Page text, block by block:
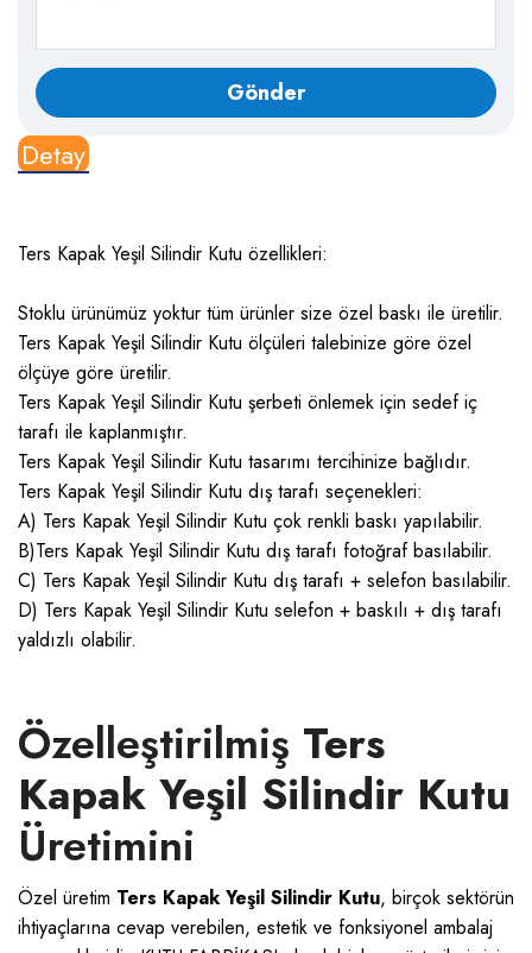
Detay
Ters Kapak Yeşil Silindir Kutu özellikleri:
Stoklu ürünümüz yoktur tüm ürünler size özel baskı ile üretilir.
Ters Kapak Yeşil Silindir Kutu ölçüleri talebinize göre özel
ölçüye göre üretilir.
Ters Kapak Yeşil Silindir Kutu şerbeti önlemek için sedef iç
tarafı ile kaplanmıştır.
Ters Kapak Yeşil Silindir Kutu tasarımı tercihinize bağlıdır.
Ters Kapak Yeşil Silindir Kutu dış tarafı seçenekleri:
A) Ters Kapak Yeşil Silindir Kutu çok renkli baskı yapılabilir.
B)Ters Kapak Yeşil Silindir Kutu dış tarafı fotoğraf basılabilir.
C) Ters Kapak Yeşil Silindir Kutu dış tarafı + selefon basılabilir.
D) Ters Kapak Yeşil Silindir Kutu selefon + baskılı + dış tarafı
yaldızlı olabilir.
Özelleştirilmiş Ters
Kapak Yeşil Silindir Kutu
Üretimini
Özel üretim Ters Kapak Yeşil Silindir Kutu, birçok sektörün
ihtiyaçlarına cevap verebilen, estetik ve fonksiyonel ambalaj